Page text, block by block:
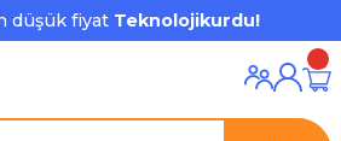
düşük fiyat Teknolojikurdu!
Dön
Dön
Dön
Dön
Dön
Dön
Dön